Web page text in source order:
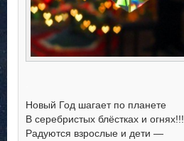
Новый Год шагает по планете
В серебристых блёстках и огнях!!!
Радуются взрослые и дети —